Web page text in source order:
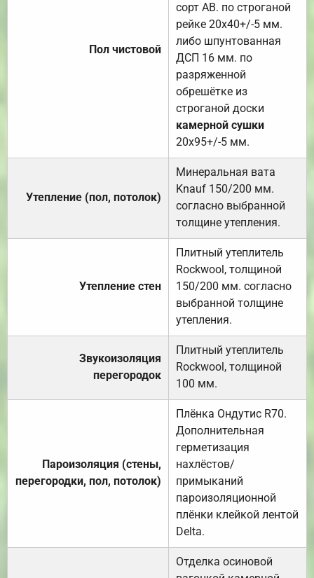
Пол чистовой
сорт АВ. по строганой
рейке 20х40+/-5 мм.
либо шпунтованная
ДСП 16 мм. по
разряженной
обрешётке из
строганой доски
камерной сушки
20х95+/-5 мм.
Утепление (пол, потолок)
Минеральная вата
Knauf 150/200 мм.
согласно выбранной
толщине утепления.
Утепление стен
Плитный утеплитель
Rockwool, толщиной
150/200 мм. согласно
выбранной толщине
утепления.
Звукоизоляция
перегородок
Плитный утеплитель
Rockwool, толщиной
100 мм.
Пароизоляция (стены,
перегородки, пол, потолок)
Плёнка Ондутис R70.
Дополнительная
герметизация
нахлёстов/
примыканий
пароизоляционной
плёнки клейкой лентой
Delta.
Отделка осиновой